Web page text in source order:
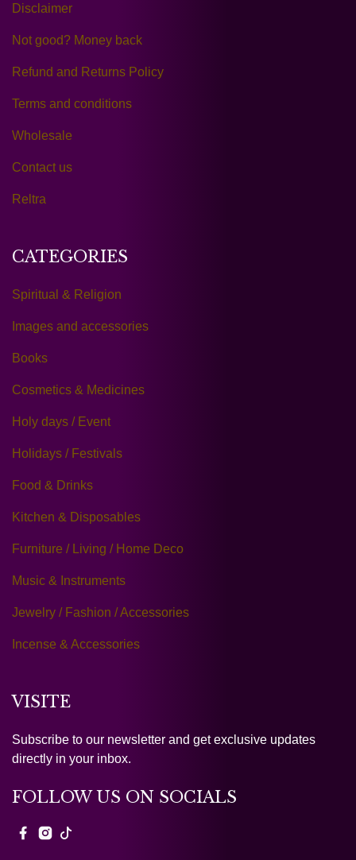
Disclaimer
Not good? Money back
Refund and Returns Policy
Terms and conditions
Wholesale
Contact us
Reltra
CATEGORIES
Spiritual & Religion
Images and accessories
Books
Cosmetics & Medicines
Holy days / Event
Holidays / Festivals
Food & Drinks
Kitchen & Disposables
Furniture / Living / Home Deco
Music & Instruments
Jewelry / Fashion / Accessories
Incense & Accessories
VISITE
Subscribe to our newsletter and get exclusive updates
directly in your inbox.
FOLLOW US ON SOCIALS